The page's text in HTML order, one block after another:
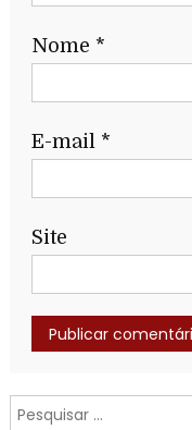
Nome *
E-mail *
Site